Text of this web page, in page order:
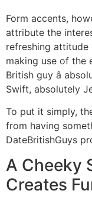
Form accents,
attribute the
refreshing attitude
making use of the
British guy â
Swift, absolutely
To put it simply,
from having
DateBritishGuys
A Cheeky
Creates